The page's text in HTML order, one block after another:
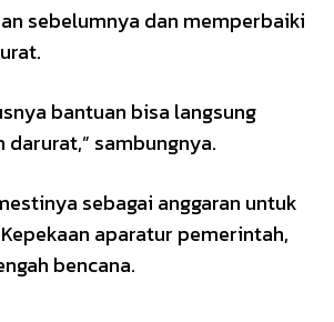
sebelumnya dan memperbaiki
bantuan bisa langsung
sambungnya.
sebagai anggaran untuk
aparatur pemerintah,
bencana.